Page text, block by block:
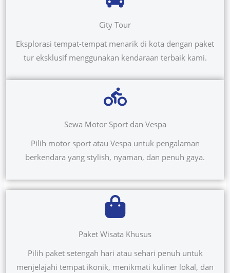
City Tour
Eksplorasi tempat-tempat menarik di kota dengan paket
tur eksklusif menggunakan kendaraan terbaik kami.
Sewa Motor Sport dan Vespa
Pilih motor sport atau Vespa untuk pengalaman
berkendara yang stylish, nyaman, dan penuh gaya.
Paket Wisata Khusus
Pilih paket setengah hari atau sehari penuh untuk
menjelajahi tempat ikonik, menikmati kuliner lokal, dan